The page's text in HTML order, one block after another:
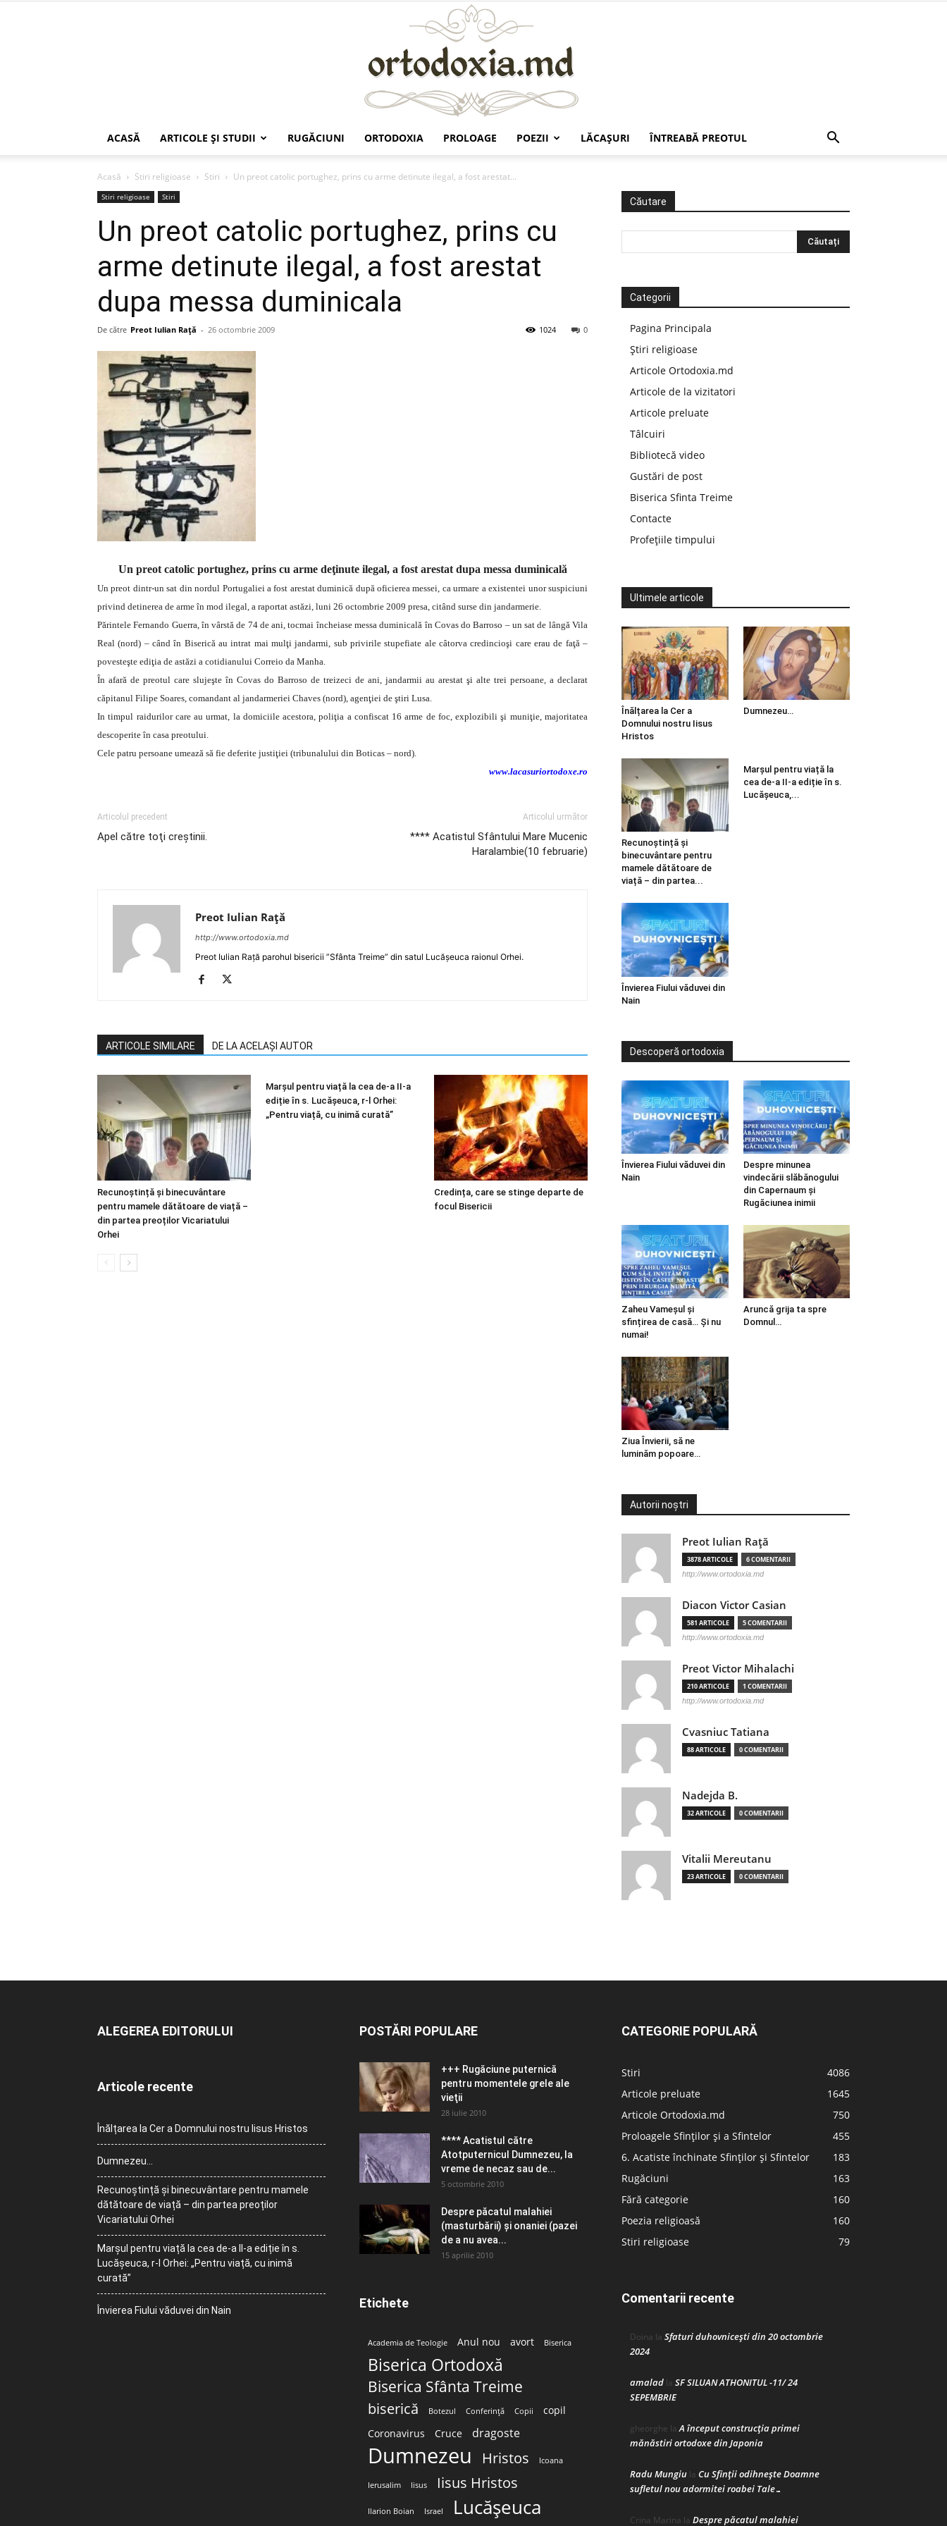
ACASĂ ARTICOLE ŞI STUDII RUGĂCIUNI ORTODOXIA PROLOAGE POEZII LĂCAŞURI ÎNTREABĂ PREOTUL
Acasă Stiri religioase Stiri Un preot catolic portughez, prins cu arme detinute ilegal, a fost arestat...
Stiri religioase Stiri
Un preot catolic portughez, prins cu
arme detinute ilegal, a fost arestat
dupa messa duminicala
De către Preot Iulian Raţă - 26 octombrie 2009 0
1024
Un preot catolic portughez, prins cu arme deţinute ilegal, a fost arestat dupa messa duminicală
Un preot dintr-un sat din nordul Portugaliei a fost arestat duminică după oficierea messei, ca urmare a existentei unor suspiciuni
privind detinerea de arme în mod ilegal, a raportat astăzi, luni 26 octombrie 2009 presa, citând surse din jandarmerie.
Părintele Fernando Guerra, în vârstă de 74 de ani, tocmai încheiase messa duminicală în Covas do Barroso – un sat de lângă Vila
Real (nord) – când în Biserică au intrat mai mulţi jandarmi, sub privirile stupefiate ale câtorva credincioşi care erau de faţă –
povesteşte ediţia de astăzi a cotidianului Correio da Manha.
În afară de preotul care slujeşte în Covas do Barroso de treizeci de ani, jandarmii au arestat şi alte trei persoane, a declarat
căpitanul Filipe Soares, comandant al jandarmeriei Chaves (nord), agenţiei de ştiri Lusa.
In timpul raidurilor care au urmat, la domiciile acestora, poliţia a confiscat 16 arme de foc, explozibili şi muniţie, majoritatea
descoperite în casa preotului.
Cele patru persoane umează să fie deferite justiţiei (tribunalului din Boticas – nord).
www.lacasuriortodoxe.ro
Articolul precedent
Apel către toţi creştinii.
Articolul următor
**** Acatistul Sfântului Mare Mucenic
Haralambie(10 februarie)
Preot Iulian Raţă
http://www.ortodoxia.md
Preot Iulian Rață parohul bisericii ”Sfânta Treime” din satul Lucășeuca raionul Orhei.
ARTICOLE SIMILARE DE LA ACELAȘI AUTOR
Recunoștință și binecuvântare
pentru mamele dătătoare de viață –
din partea preoților Vicariatului
Orhei
Marșul pentru viață la cea de-a II-a
ediție în s. Lucășeuca, r-l Orhei:
„Pentru viață, cu inimă curată”
Credința, care se stinge departe de
focul Bisericii
Căutare
Categorii
Pagina Principala
Știri religioase
Articole Ortodoxia.md
Articole de la vizitatori
Articole preluate
Tâlcuiri
Bibliotecă video
Gustări de post
Biserica Sfinta Treime
Contacte
Profețiile timpului
Ultimele articole
Înălțarea la Cer a
Domnului nostru Iisus
Hristos
Dumnezeu…
Recunoștință și
binecuvântare pentru
mamele dătătoare de
viață – din partea...
Marșul pentru viață la
cea de-a II-a ediție în s.
Lucășeuca,...
Învierea Fiului văduvei din
Nain
Descoperă ortodoxia
Învierea Fiului văduvei din
Nain
Despre minunea
vindecării slăbănogului
din Capernaum și
Rugăciunea inimii
Zaheu Vameșul și
sfințirea de casă… Și nu
numai!
Aruncă grija ta spre
Domnul…
Ziua Învierii, să ne
luminăm popoare…
Autorii noștri
Preot Iulian Raţă
3878 ARTICOLE 6 COMENTARII
http://www.ortodoxia.md
Diacon Victor Casian
581 ARTICOLE 5 COMENTARII
http://www.ortodoxia.md
Preot Victor Mihalachi
210 ARTICOLE 1 COMENTARII
http://www.ortodoxia.md
Cvasniuc Tatiana
88 ARTICOLE 0 COMENTARII
Nadejda B.
32 ARTICOLE 0 COMENTARII
Vitalii Mereutanu
23 ARTICOLE 0 COMENTARII
ALEGEREA EDITORULUI
Articole recente
Înălțarea la Cer a Domnului nostru Iisus Hristos
Dumnezeu…
Recunoștință și binecuvântare pentru mamele
dătătoare de viață – din partea preoților
Vicariatului Orhei
Marșul pentru viață la cea de-a II-a ediție în s.
Lucășeuca, r-l Orhei: „Pentru viață, cu inimă
curată”
Învierea Fiului văduvei din Nain
POSTĂRI POPULARE
+++ Rugăciune puternică
pentru momentele grele ale
vieţii
28 iulie 2010
**** Acatistul către
Atotputernicul Dumnezeu, la
vreme de necaz sau de...
5 octombrie 2010
Despre păcatul malahiei
(masturbării) şi onaniei (pazei
de a nu avea...
15 aprilie 2010
Etichete
Academia de Teologie Anul nou avort Biserica
Biserica Ortodoxă
Biserica Sfânta Treime
biserică Botezul Conferință Copii
copil
Coronavirus
Cruce dragoste
Dumnezeu Hristos Icoana
Ierusalim Iisus Iisus Hristos
Ilarion Boian Israel Lucășeuca
CATEGORIE POPULARĂ
Stiri
4086
Articole preluate
1645
Articole Ortodoxia.md
750
Proloagele Sfinților și a Sfintelor
455
6. Acatiste închinate Sfinților și Sfintelor
183
Rugăciuni
163
Fără categorie
160
Poezia religioasă
160
Stiri religioase
79
Comentarii recente
Doina la Sfaturi duhovnicești din 20 octombrie
2024
amalad la SF SILUAN ATHONITUL -11/ 24
SEPEMBRIE
gheorghe laA început construcţia primei
mănăstiri ortodoxe din Japonia
Radu Mungiu la Cu Sfinții odihnește Doamne
sufletul nou adormitei roabei Tale…
Crina Marina la Despre păcatul malahiei